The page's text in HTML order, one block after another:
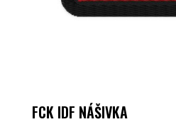
FCK IDF NÁŠIVKA